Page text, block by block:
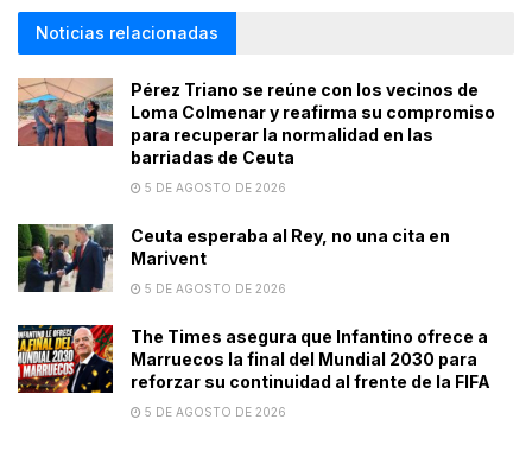
Noticias relacionadas
Pérez Triano se reúne con los vecinos de
Loma Colmenar y reafirma su compromiso
para recuperar la normalidad en las
barriadas de Ceuta
5 DE AGOSTO DE 2026
Ceuta esperaba al Rey, no una cita en
Marivent
5 DE AGOSTO DE 2026
The Times asegura que Infantino ofrece a
Marruecos la final del Mundial 2030 para
reforzar su continuidad al frente de la FIFA
5 DE AGOSTO DE 2026